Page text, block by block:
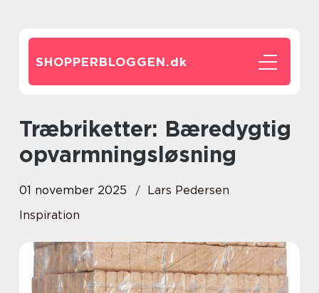
SHOPPERBLOGGEN.dk
Træbriketter: Bæredygtig
opvarmningsløsning
01 november 2025
Lars Pedersen
Inspiration